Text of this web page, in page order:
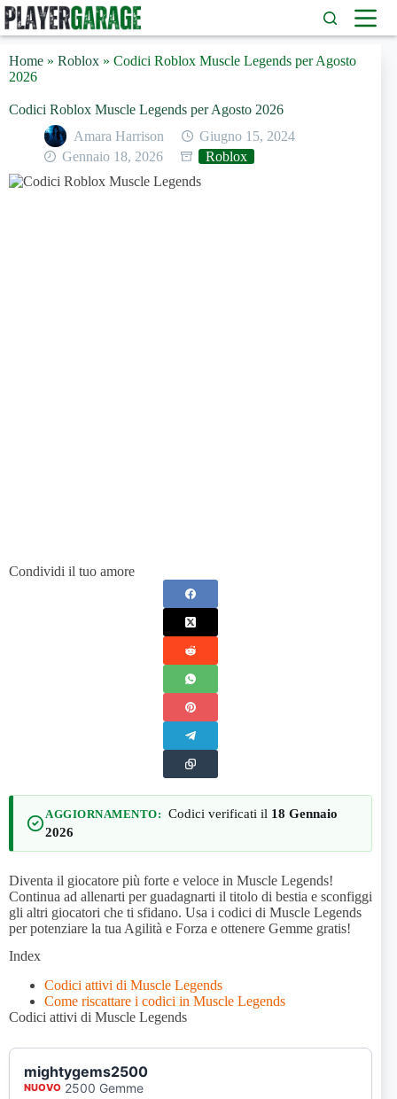
Salta
al
contenuto
Home » Roblox » Codici Roblox Muscle Legends per Agosto
2026
Codici Roblox Muscle Legends per Agosto 2026
Amara Harrison
Giugno 15, 2024
Gennaio 18, 2026
Roblox
Condividi il tuo amore
AGGIORNAMENTO: Codici verificati il 18 Gennaio
2026
Diventa il giocatore più forte e veloce in Muscle Legends!
Continua ad allenarti per guadagnarti il titolo di bestia e sconfiggi
gli altri giocatori che ti sfidano. Usa i codici di Muscle Legends
per potenziare la tua Agilità e Forza e ottenere Gemme gratis!
Index
Codici attivi di Muscle Legends
Come riscattare i codici in Muscle Legends
Codici attivi di Muscle Legends
mightygems2500
NUOVO 2500 Gemme